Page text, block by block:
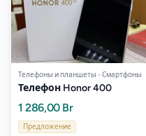
Телефоны и планшеты - Смартфоны
Телефон Honor 400
1 286,00 Br
Предложение